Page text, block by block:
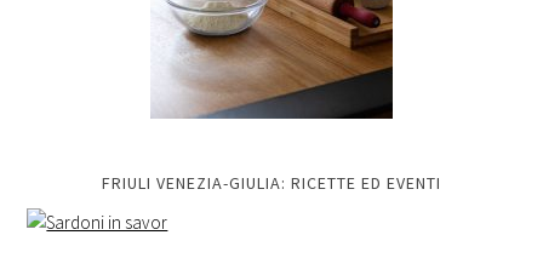
FRIULI VENEZIA-GIULIA: RICETTE ED EVENTI